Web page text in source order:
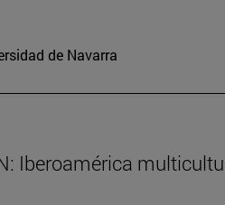
de Navarra
Iberoamérica